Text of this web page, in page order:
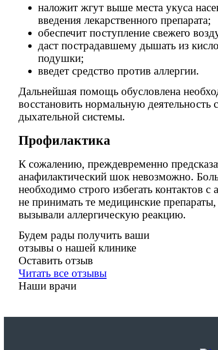
наложит жгут выше места укуса
введения лекарственного препарата;
обеспечит поступление свежего
даст пострадавшему дышать из
подушки;
введет средство против аллергии.
Дальнейшая помощь обусловлена
восстановить нормальную деятельность
дыхательной системы.
Профилактика
К сожалению, преждевременно
анафилактический шок невозможно.
необходимо строго избегать контактов с
не принимать те медицинские
вызывали аллергическую реакцию.
Будем рады получить ваши
отзывы о нашей клинике
Оставить отзыв
Читать все отзывы
Наши врачи